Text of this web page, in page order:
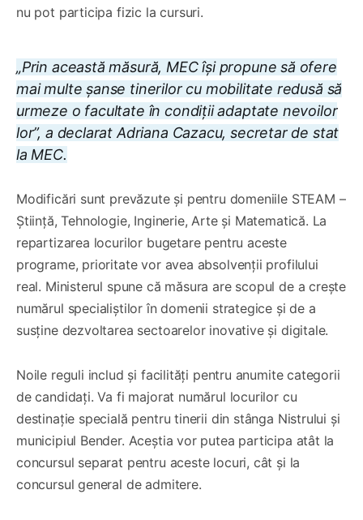
nu pot participa fizic la cursuri.
„Prin această măsură, MEC își propune să ofere
mai multe șanse tinerilor cu mobilitate redusă să
urmeze o facultate în condiții adaptate nevoilor
lor”, a declarat Adriana Cazacu, secretar de stat
la MEC.
Modificări sunt prevăzute și pentru domeniile STEAM –
Știință, Tehnologie, Inginerie, Arte și Matematică. La
repartizarea locurilor bugetare pentru aceste
programe, prioritate vor avea absolvenții profilului
real. Ministerul spune că măsura are scopul de a crește
numărul specialiștilor în domenii strategice și de a
susține dezvoltarea sectoarelor inovative și digitale.
Noile reguli includ și facilități pentru anumite categorii
de candidați. Va fi majorat numărul locurilor cu
destinație specială pentru tinerii din stânga Nistrului și
municipiul Bender. Aceștia vor putea participa atât la
concursul separat pentru aceste locuri, cât și la
concursul general de admitere.